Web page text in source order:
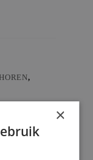
,
×